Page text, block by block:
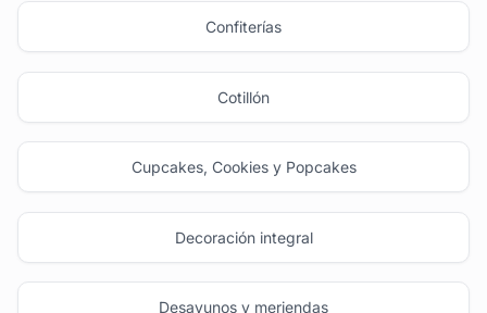
Confiterías
Cotillón
Cupcakes, Cookies y Popcakes
Decoración integral
Desayunos y meriendas